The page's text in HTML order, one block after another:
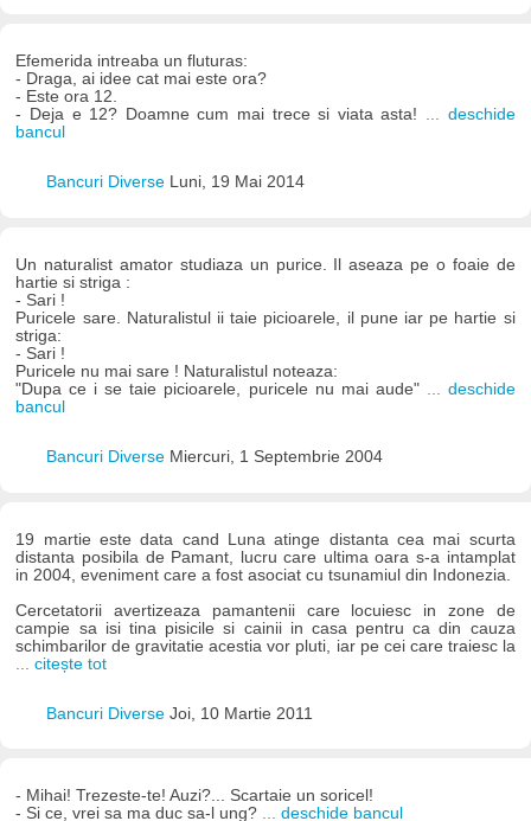
Efemerida intreaba un fluturas:
- Draga, ai idee cat mai este ora?
- Este ora 12.
- Deja e 12? Doamne cum mai trece si viata asta! ... deschide
bancul
Bancuri Diverse Luni, 19 Mai 2014
Un naturalist amator studiaza un purice. Il aseaza pe o foaie de
hartie si striga :
- Sari !
Puricele sare. Naturalistul ii taie picioarele, il pune iar pe hartie si
striga:
- Sari !
Puricele nu mai sare ! Naturalistul noteaza:
"Dupa ce i se taie picioarele, puricele nu mai aude"
... deschide
bancul
Bancuri Diverse Miercuri, 1 Septembrie 2004
19 martie este data cand Luna atinge distanta cea mai scurta
distanta posibila de Pamant, lucru care ultima oara s-a intamplat
in 2004, eveniment care a fost asociat cu tsunamiul din Indonezia.
Cercetatorii avertizeaza pamantenii care locuiesc in zone de
campie sa isi tina pisicile si cainii in casa pentru ca din cauza
schimbarilor de gravitatie acestia vor pluti, iar pe cei care traiesc la
... citește tot
Bancuri Diverse Joi, 10 Martie 2011
- Mihai! Trezeste-te! Auzi?... Scartaie un soricel!
- Si ce, vrei sa ma duc sa-l ung? ... deschide bancul